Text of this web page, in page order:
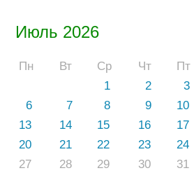
Июль 2026
Пн Вт Ср Чт Пт
1
2 3
6
7 8 9 10
13
14 15 16 17
20
21 22 23 24
27
28 29 30 31